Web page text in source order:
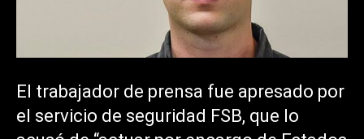
El trabajador de prensa fue apresado por
el servicio de seguridad FSB, que lo